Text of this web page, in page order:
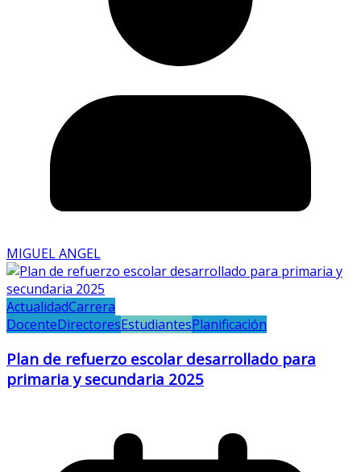
MIGUEL ANGEL
ActualidadCarrera
DocenteDirectoresEstudiantesPlanificación
Plan de refuerzo escolar desarrollado para
primaria y secundaria 2025